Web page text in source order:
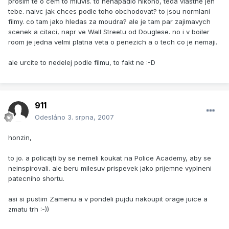
tebe. naivc jak chces podle toho obchodovat? to jsou normlani
filmy. co tam jako hledas za moudra? ale je tam par zajimavych
scenek a citaci, napr ve Wall Streetu od Douglese. no i v boiler
room je jedna velmi platna veta o penezich a o tech co je nemaji.
ale urcite to nedelej podle filmu, to fakt ne :-D
911
Odesláno 3. srpna, 2007
honzin,
to jo. a policajti by se nemeli koukat na Police Academy, aby se
neinspirovali. ale beru milesuv prispevek jako prijemne vyplneni
patecniho shortu.
asi si pustim Zamenu a v pondeli pujdu nakoupit orage juice a
zmatu trh :-))